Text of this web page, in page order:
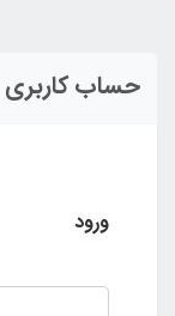
حساب کاربری
ورود